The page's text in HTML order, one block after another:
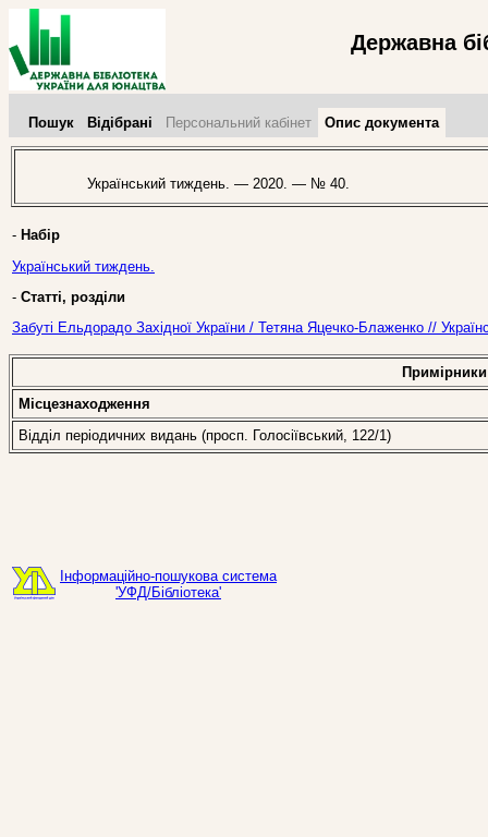
Державна
Пошук Відібрані Персональний кабінет Опис документа
Український тиждень. — 2020. — № 40.
- Набір
Український тиждень.
- Статті, розділи
Забуті Ельдорадо Західної України / Тетяна Яцечко-Блаженко //
Примірники
Місцезнаходження
Відділ періодичних видань (просп. Голосіївський, 122/1)
Інформаційно-пошукова система
'УФД/Бібліотека'